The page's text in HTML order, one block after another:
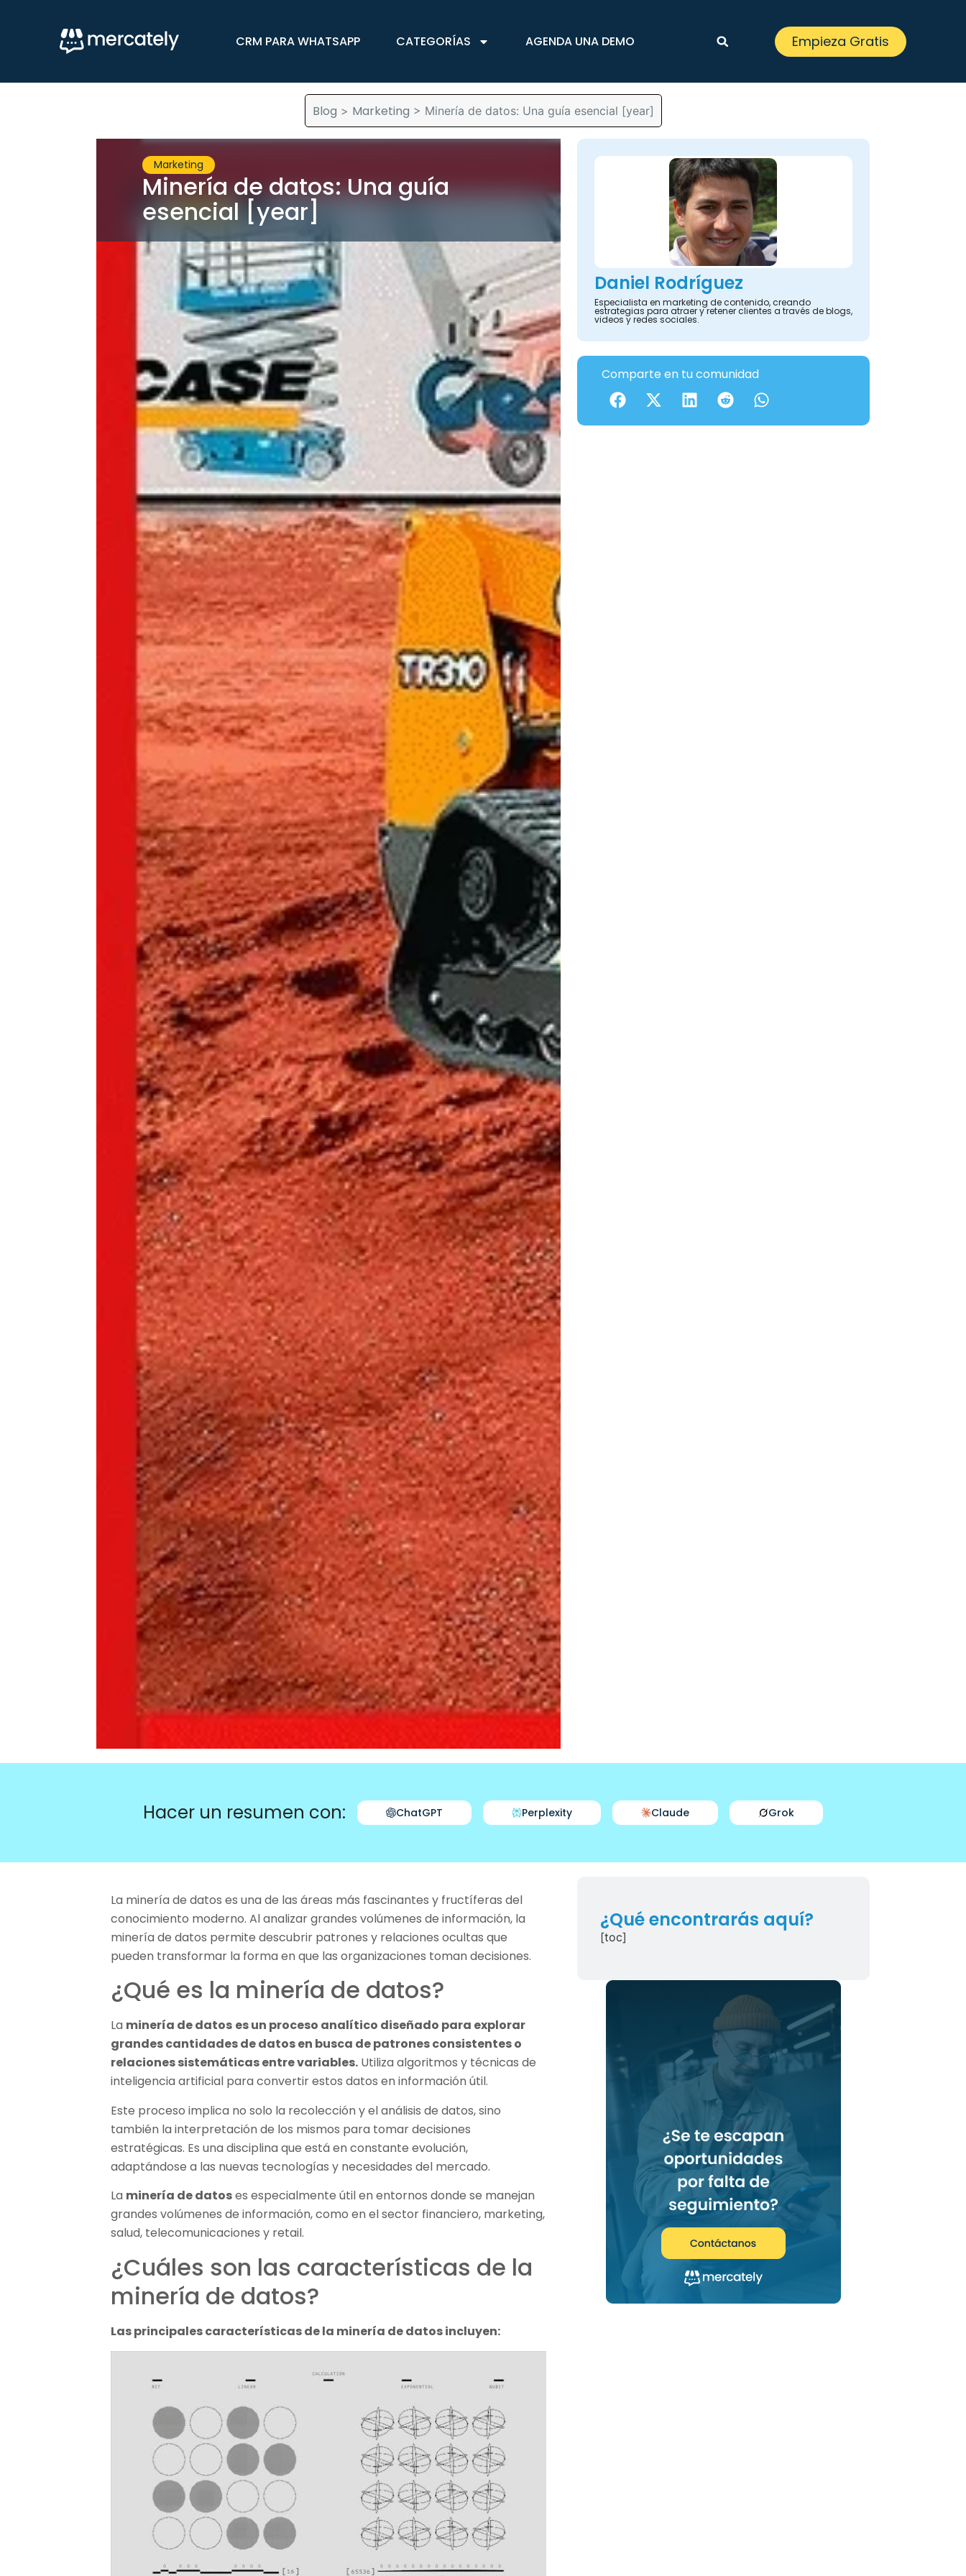
CRM PARA WHATSAPP CATEGORÍAS AGENDA UNA DEMO Empieza Gratis
Blog > Marketing > Minería de datos: Una guía esencial [year]
Marketing
Minería de datos: Una guía
esencial [year]
Daniel Rodríguez
Especialista en marketing de contenido, creando
estrategias para atraer y retener clientes a través de blogs,
videos y redes sociales.
Comparte en tu comunidad
Hacer un resumen con: ChatGPT Perplexity Claude Grok
La minería de datos es una de las áreas más fascinantes y fructíferas del
conocimiento moderno. Al analizar grandes volúmenes de información, la
minería de datos permite descubrir patrones y relaciones ocultas que
pueden transformar la forma en que las organizaciones toman decisiones.
¿Qué es la minería de datos?
La minería de datos es un proceso analítico diseñado para explorar
grandes cantidades de datos en busca de patrones consistentes o
relaciones sistemáticas entre variables. Utiliza algoritmos y técnicas de
inteligencia artificial para convertir estos datos en información útil.
Este proceso implica no solo la recolección y el análisis de datos, sino
también la interpretación de los mismos para tomar decisiones
estratégicas. Es una disciplina que está en constante evolución,
adaptándose a las nuevas tecnologías y necesidades del mercado.
La minería de datoses especialmente útil en entornos donde se manejan
grandes volúmenes de información, como en el sector financiero, marketing,
salud, telecomunicaciones y retail.
¿Cuáles son las características de la
minería de datos?
Las principales características de la minería de datos incluyen:
¿Qué encontrarás aquí?
[toc]